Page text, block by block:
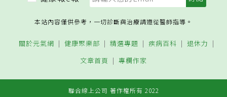
本站內容僅供參考，一切診斷與治療請遵從醫師指導。
關於元氣網 健康聚樂部 精選專題 疾病百科
退休力
文章首頁
專欄作家
聯合線上公司 著作權所有 2022